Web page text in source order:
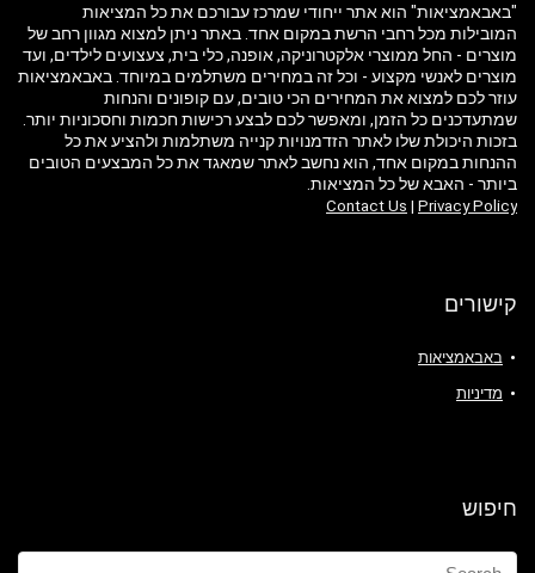
"באבאמציאות" הוא אתר ייחודי שמרכז עבורכם את כל המציאות
המובילות מכל רחבי הרשת במקום אחד. באתר ניתן למצוא מגוון רחב של
מוצרים - החל ממוצרי אלקטרוניקה, אופנה, כלי בית, צעצועים לילדים, ועד
מוצרים לאנשי מקצוע - וכל זה במחירים משתלמים במיוחד. באבאמציאות
עוזר לכם למצוא את המחירים הכי טובים, עם קופונים והנחות
שמתעדכנים כל הזמן, ומאפשר לכם לבצע רכישות חכמות וחסכוניות יותר.
בזכות היכולת שלו לאתר הזדמנויות קנייה משתלמות ולהציע את כל
ההנחות במקום אחד, הוא נחשב לאתר שמאגד את כל המבצעים הטובים
ביותר - האבא של כל המציאות.
Contact Us | Privacy Policy
קישורים
באבאמציאות
מדיניות
חיפוש